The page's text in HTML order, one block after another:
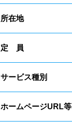
所在地
定 員
サービス種別
ホームページURL等